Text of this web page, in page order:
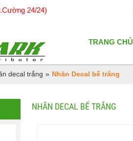
24/24)
TRANG CHỦ
decal trắng » Nhãn Decal bế trắng
NHÃN DECAL BẾ TRẮNG